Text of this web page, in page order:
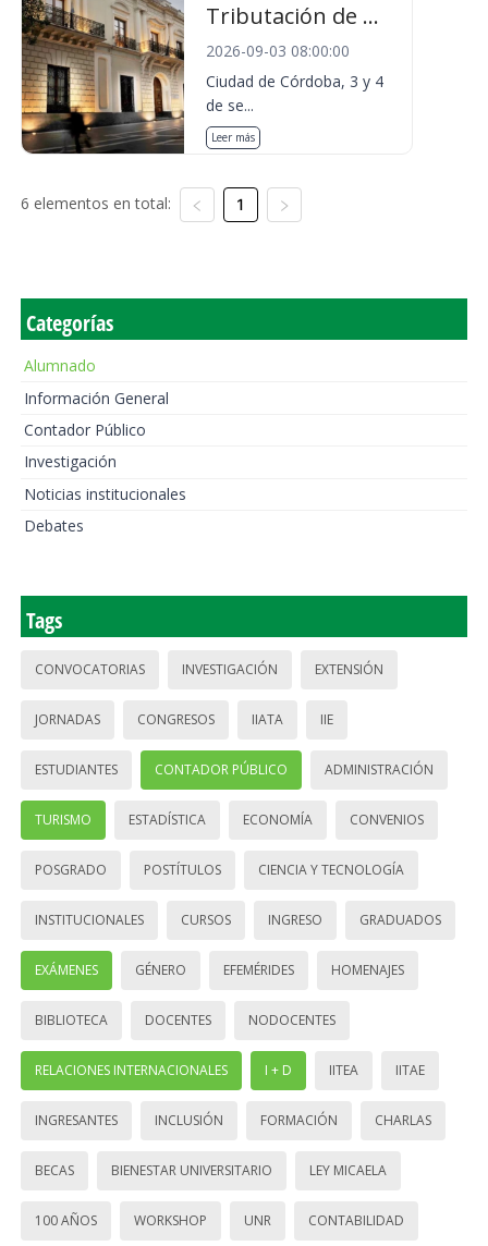
Tributación de ...
2026-09-03 08:00:00
Ciudad de Córdoba, 3 y 4
de se...
Leer más
6 elementos en total: 1
Categorías
Alumnado
Información General
Contador Público
Investigación
Noticias institucionales
Debates
Tags
CONVOCATORIAS INVESTIGACIÓN EXTENSIÓN
JORNADAS CONGRESOS IIATA IIE
ESTUDIANTES CONTADOR PÚBLICO ADMINISTRACIÓN
TURISMO ESTADÍSTICA ECONOMÍA CONVENIOS
POSGRADO POSTÍTULOS CIENCIA Y TECNOLOGÍA
INSTITUCIONALES CURSOS INGRESO GRADUADOS
EXÁMENES GÉNERO EFEMÉRIDES HOMENAJES
BIBLIOTECA DOCENTES NODOCENTES
RELACIONES INTERNACIONALES I + D IITEA IITAE
INGRESANTES INCLUSIÓN FORMACIÓN CHARLAS
BECAS BIENESTAR UNIVERSITARIO LEY MICAELA
100 AÑOS WORKSHOP UNR CONTABILIDAD